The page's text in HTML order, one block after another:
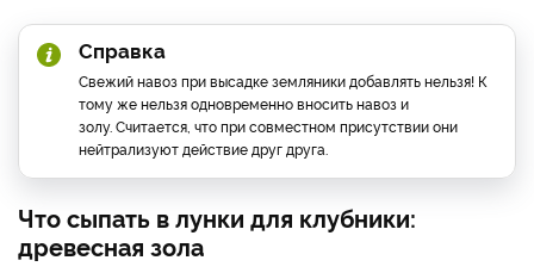
Справка
Свежий навоз при высадке земляники добавлять нельзя! К
тому же нельзя одновременно вносить навоз и
золу. Считается, что при совместном присутствии они
нейтрализуют действие друг друга.
Что сыпать в лунки для клубники:
древесная зола